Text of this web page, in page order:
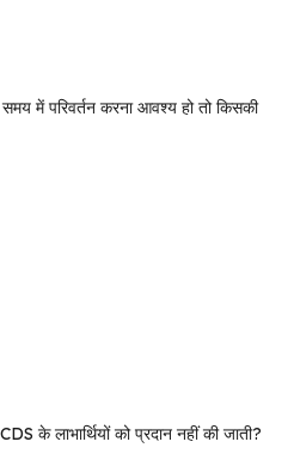
में परिवर्तन करना आवश्य हो तो किसकी
के लाभार्थियों को प्रदान नहीं की जाती?